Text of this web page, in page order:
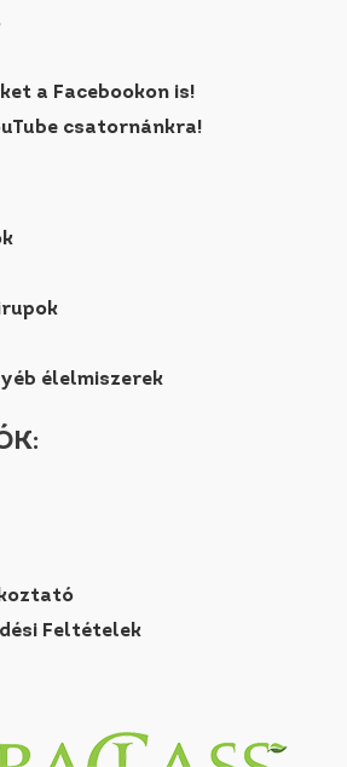
a Facebookon is!
csatornánkra!
élelmiszerek
Feltételek